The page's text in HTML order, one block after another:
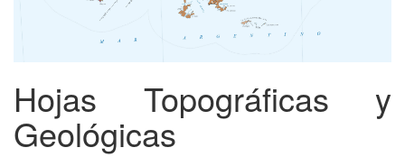
Hojas Topográficas y
Geológicas